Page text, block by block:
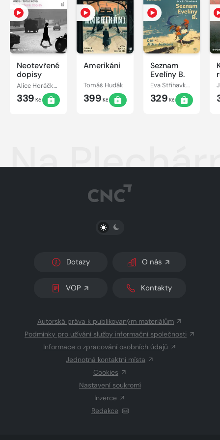
Neotevřené
dopisy
Alice Horáčková
339 Kč
Amerikáni
Tomáš Hudák
399 Kč
Seznam
Evelíny B.
Eva Střihavková
329 Kč
Na
PŘEPNOUT SVĚTLÝ/TMAVÝ REŽIM
Dotazy O nás
VOP Kontakty
Autorská práva k publikovaným materiálům
Podmínky pro užívání služby informační společnosti
Informace o zpracování osobních údajů
Jednotná kontaktní místa
Cookies
Nastavení soukromí
Inzerce
Redakce